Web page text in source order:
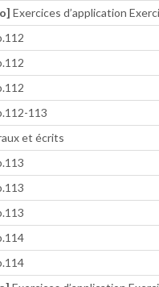
Exercices d’application
113
et écrits